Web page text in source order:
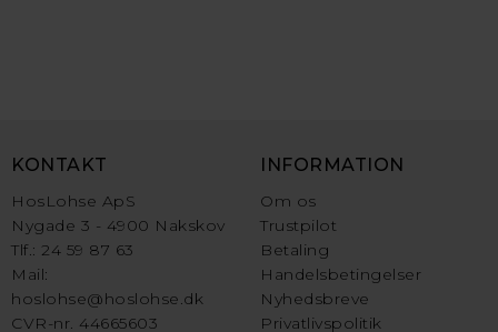
KONTAKT
HosLohse ApS
Nygade 3 - 4900 Nakskov
Tlf.: 24 59 87 63
Mail:
hoslohse@hoslohse.dk
CVR-nr. 44665603
INFORMATION
Om os
Trustpilot
Betaling
Handelsbetingelser
Nyhedsbreve
Privatlivspolitik